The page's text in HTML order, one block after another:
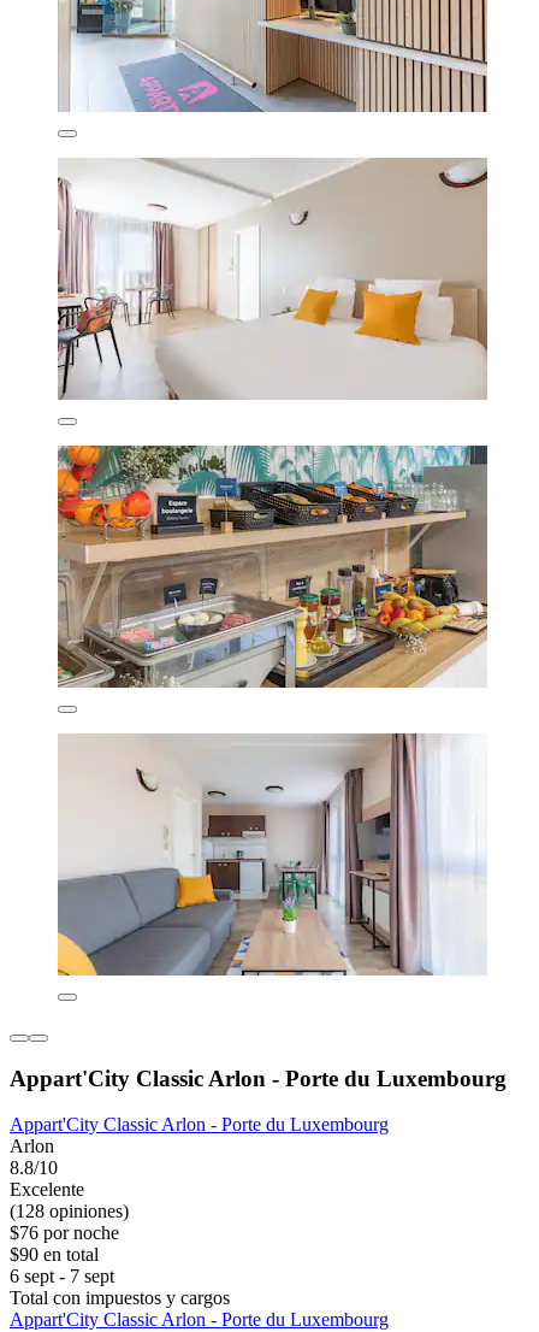
Appart'City Classic Arlon - Porte du Luxembourg
Appart'City Classic Arlon - Porte du Luxembourg
Arlon
8.8/10
Excelente
(128 opiniones)
$76 por noche
$90 en total
6 sept - 7 sept
Total con impuestos y cargos
Appart'City Classic Arlon - Porte du Luxembourg